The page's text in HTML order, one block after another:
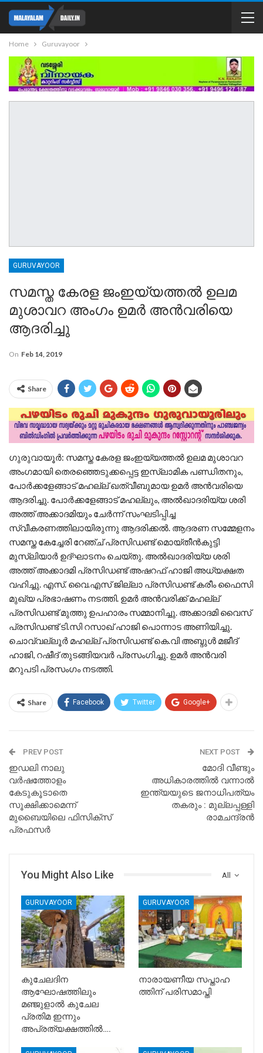
Home Guruvayoor
GURUVAYOOR
സമസ്ത കേരള ജംഇയ്യത്തൽ ഉലമ
മുശാവറ അംഗം ഉമർ അൻവരിയെ
ആദരിച്ചു
On Feb 14, 2019
Share
ഗുരുവായൂർ: സമസ്ത കേരള ജംഇയ്യത്തൽ ഉലമ മുശാവറ
അംഗമായി തെരഞ്ഞെടുക്കപ്പെട്ട ഇസ്ലാമിക പണ്ഡിതനും,
പോർക്കളേങ്ങാട് മഹല്ല് ഖത്വീബുമായ ഉമർ അൻവരിയെ
ആദരിച്ചു. പോർക്കളേങ്ങാട് മഹല്ലും, അൽഖാദരിയ്യ ശരി
അത്ത് അക്കാദമിയും ചേർന്ന് സംഘടിപ്പിച്ച
സ്വീകരണത്തിലായിരുന്നു ആദരിക്കൽ. ആദരണ സമ്മേളനം
സമസ്ത കേച്ചേരി റേഞ്ച് പ്രസിഡണ്ട് മൊയ്തീൻകുട്ടി
മുസ്ലിയാർ ഉദ്ഘാടനം ചെയ്തു. അൽഖാദരിയ്യ ശരി
അത്ത് അക്കാദമി പ്രസിഡണ്ട് അഷറഫ് ഹാജി അധ്യക്ഷത
വഹിച്ചു. എസ്. വൈ.എസ് ജില്ലാ പ്രസിഡണ്ട് കരീം ഫൈസി
മുഖ്യ പ്രഭാഷണം നടത്തി. ഉമർ അൻവരിക്ക് മഹല്ല്
പ്രസിഡണ്ട് മുത്തു ഉപഹാരം സമ്മാനിച്ചു. അക്കാദമി വൈസ്
പ്രസിഡണ്ട് ടി.സി റസാഖ് ഹാജി പൊന്നാട അണിയിച്ചു.
ചൊവ്വല്ലൂർ മഹല്ല് പ്രസിഡണ്ട് കെ.വി അബ്ദുൾ മജീദ്
ഹാജി, റഷീദ് തുടങ്ങിയവർ പ്രസംഗിച്ചു. ഉമർ അൻവരി
മറുപടി പ്രസംഗം നടത്തി.
Share Facebook Twitter Google+
PREV POST
ഇഡലി നാലു
വർഷത്തോളം
കേടുകൂടാതെ
സൂക്ഷിക്കാമെന്ന്
മുബൈയിലെ ഫിസിക്സ്
പ്രഫസർ
NEXT POST
മോദി വീണ്ടും
അധികാരത്തിൽ വന്നാൽ
ഇന്ത്യയുടെ ജനാധിപത്യം
തകരും : മുല്ലപ്പള്ളി
രാമചന്ദ്രൻ
All
You Might Also Like
GURUVAYOOR
കുചേലദിന
ആഘോഷത്തിലും
മഞ്ജുളാൽ കുചേല
പ്രതിമ ഇന്നും
അപ്രത്യക്ഷത്തിൽ….
GURUVAYOOR
നാരായണീയ സപ്താഹ
ത്തിന് പരിസമാപ്തി